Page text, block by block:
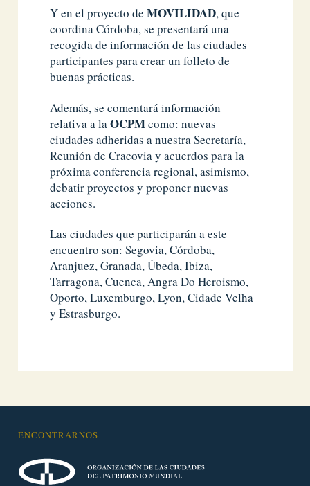
Y en el proyecto deMOVILIDAD, que
coordina Córdoba, se presentará una
recogida de información de las ciudades
participantes para crear un folleto de
buenas prácticas.
Además, se comentará información
relativa a laOCPMcomo: nuevas
ciudades adheridas a nuestra Secretaría,
Reunión de Cracovia y acuerdos para la
próxima conferencia regional, asimismo,
debatir proyectos y proponer nuevas
acciones.
Las ciudades que participarán a este
encuentro son: Segovia, Córdoba,
Aranjuez, Granada, Úbeda, Ibiza,
Tarragona, Cuenca, Angra Do Heroismo,
Oporto, Luxemburgo, Lyon, Cidade Velha
y Estrasburgo.
ENCONTRARNOS